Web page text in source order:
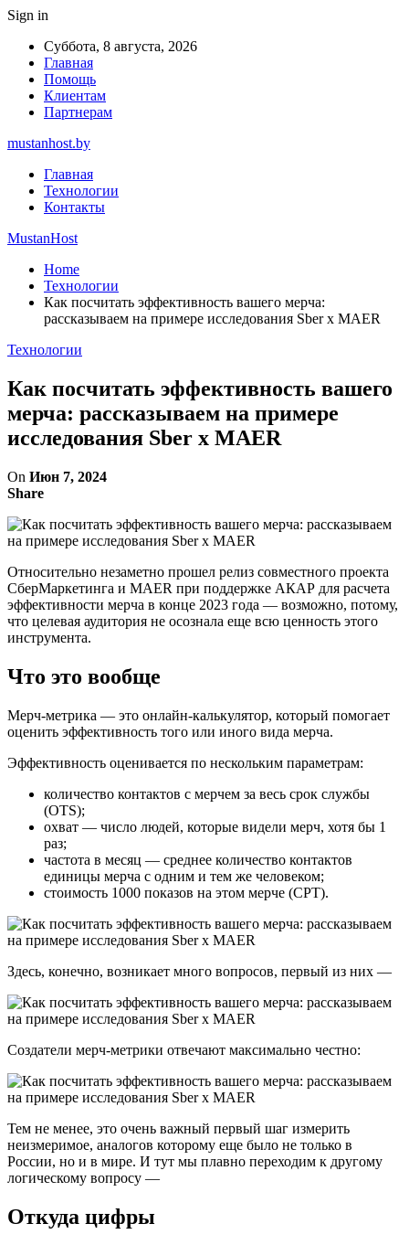
Sign in
Суббота, 8 августа, 2026
Главная
Помощь
Клиентам
Партнерам
mustanhost.by
Главная
Технологии
Контакты
MustanHost
Home
Технологии
Как посчитать эффективность вашего мерча:
рассказываем на примере исследования Sber x MAER
Технологии
Как посчитать эффективность вашего
мерча: рассказываем на примере
исследования Sber x MAER
On Июн 7, 2024
Share
Относительно незаметно прошел релиз совместного проекта
СберМаркетинга и MAER при поддержке АКАР для расчета
эффективности мерча в конце 2023 года — возможно, потому,
что целевая аудитория не осознала еще всю ценность этого
инструмента.
Что это вообще
Мерч-метрика — это онлайн-калькулятор, который помогает
оценить эффективность того или иного вида мерча.
Эффективность оценивается по нескольким параметрам:
количество контактов с мерчем за весь срок службы
(OTS);
охват — число людей, которые видели мерч, хотя бы 1
раз;
частота в месяц — среднее количество контактов
единицы мерча с одним и тем же человеком;
стоимость 1000 показов на этом мерче (СРТ).
Здесь, конечно, возникает много вопросов, первый из них —
Создатели мерч-метрики отвечают максимально честно:
Тем не менее, это очень важный первый шаг измерить
неизмеримое, аналогов которому еще было не только в
России, но и в мире. И тут мы плавно переходим к другому
логическому вопросу —
Откуда цифры